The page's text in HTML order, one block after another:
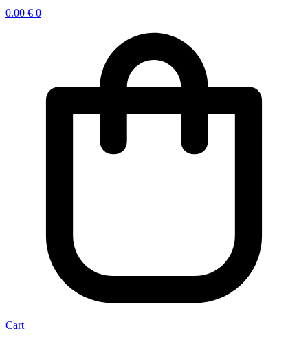
0.00 € 0
Cart